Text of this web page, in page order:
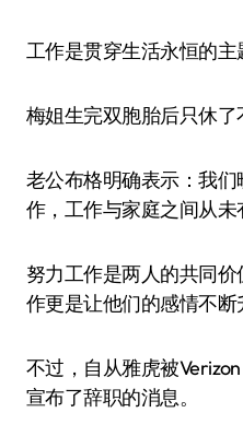
工作是贯穿生活永恒的主
梅姐生完双胞胎后只休了
老公布格明确表示：我
作，工作与家庭之间从未
努力工作是两人的共同
作更是让他们的感情不断
不过，自从雅虎被
宣布了辞职的消息。